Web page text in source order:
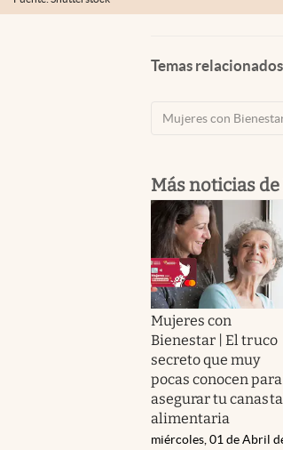
Temas relacionados
Mujeres con
Más noticias de
Mujeres con
Bienestar | El truco
secreto que muy
pocas conocen para
asegurar tu canasta
alimentaria
miércoles, 01 de Abril